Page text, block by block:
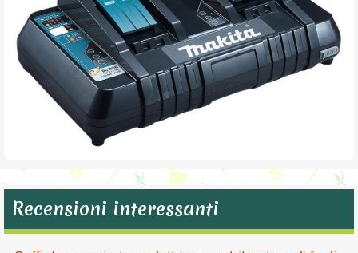
Recensioni interessanti